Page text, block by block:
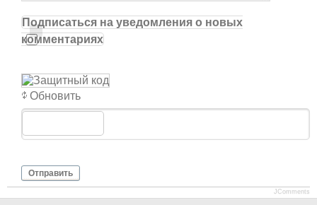
Подписаться на уведомления о новых
комментариях
Обновить
Отправить
JComments